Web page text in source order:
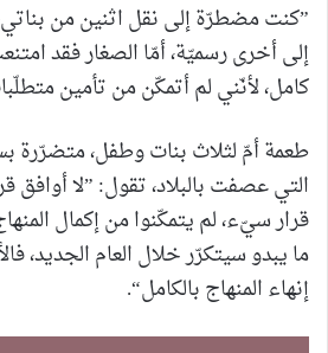
”كنت مضطرّة إلى نقل اثنين من
إلى أخرى رسميّة، أمّا الصغار فقد
كامل، لأنّني لم أتمكّن من تأمين
طعمة أمّ لثلاث بنات وطفل، متضرّرة
التي عصفت بالبلاد، تقول: ”لا أوافق
قرار سيّء، لم يتمكّنوا من إكمال
ما يبدو سيتكرّر خلال العام الجديد،
إنهاء المنهاج بالكامل“.